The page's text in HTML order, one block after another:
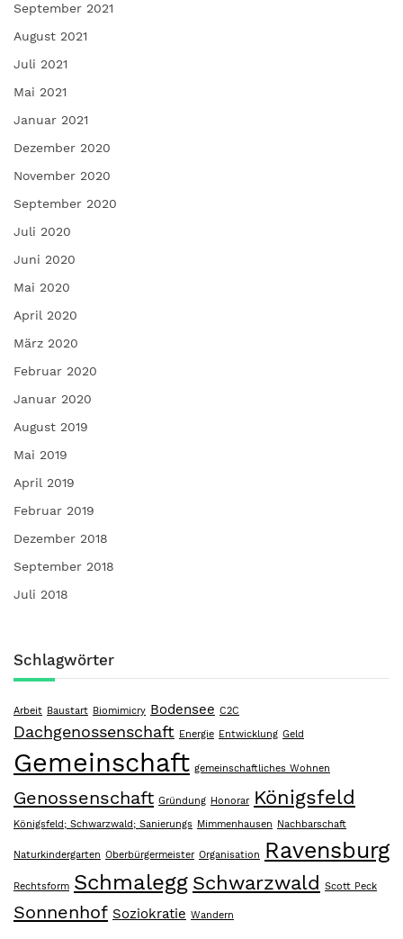
September 2021
August 2021
Juli 2021
Mai 2021
Januar 2021
Dezember 2020
November 2020
September 2020
Juli 2020
Juni 2020
Mai 2020
April 2020
März 2020
Februar 2020
Januar 2020
August 2019
Mai 2019
April 2019
Februar 2019
Dezember 2018
September 2018
Juli 2018
Schlagwörter
Arbeit Baustart Biomimicry Bodensee C2C
Dachgenossenschaft Energie Entwicklung Geld
Gemeinschaft gemeinschaftliches Wohnen
Genossenschaft Gründung Honorar Königsfeld
Königsfeld; Schwarzwald; Sanierungs Mimmenhausen Nachbarschaft
Naturkindergarten Oberbürgermeister Organisation Ravensburg
Rechtsform Schmalegg Schwarzwald Scott Peck
Sonnenhof Soziokratie Wandern